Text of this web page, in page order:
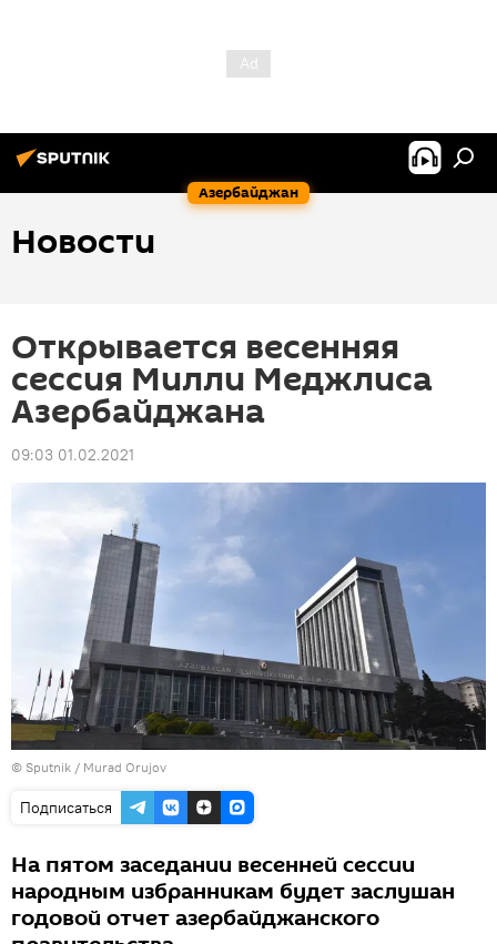
Азербайджан
Новости
Открывается весенняя
сессия Милли Меджлиса
Азербайджана
09:03 01.02.2021
© Sputnik / Murad Orujov
Подписаться
На пятом заседании весенней сессии
народным избранникам будет заслушан
годовой отчет азербайджанского